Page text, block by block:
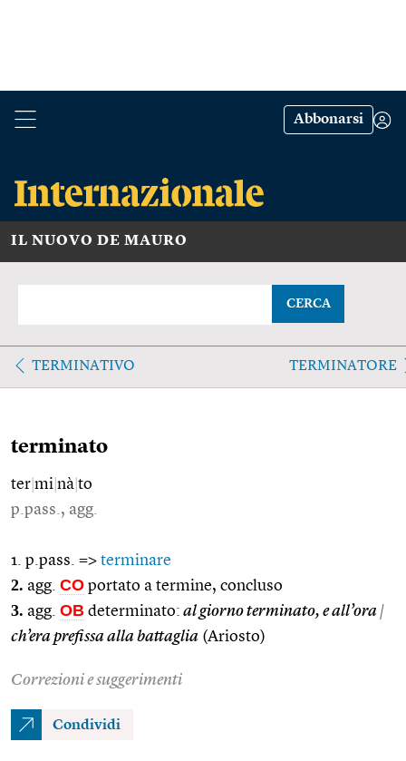
Abbonarsi
IL NUOVO DE MAURO
CERCA
TERMINATIVO TERMINATORE
terminato
ter mi nà to
p.pass., agg.
1. p.pass. => terminare
2. agg. CO portato a termine, concluso
3. agg. OB determinato: al giorno terminato, e all’ora |
ch’era prefissa alla battaglia (Ariosto)
Correzioni e suggerimenti
Condividi